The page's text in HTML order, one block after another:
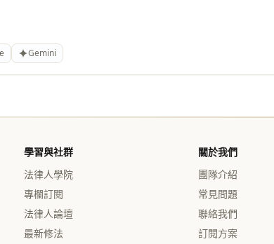
Gemini
學習與社群
法律人學院
專欄訂閱
法律人論壇
最新修法
關於我們
團隊介紹
常見問題
聯絡我們
訂閱方案